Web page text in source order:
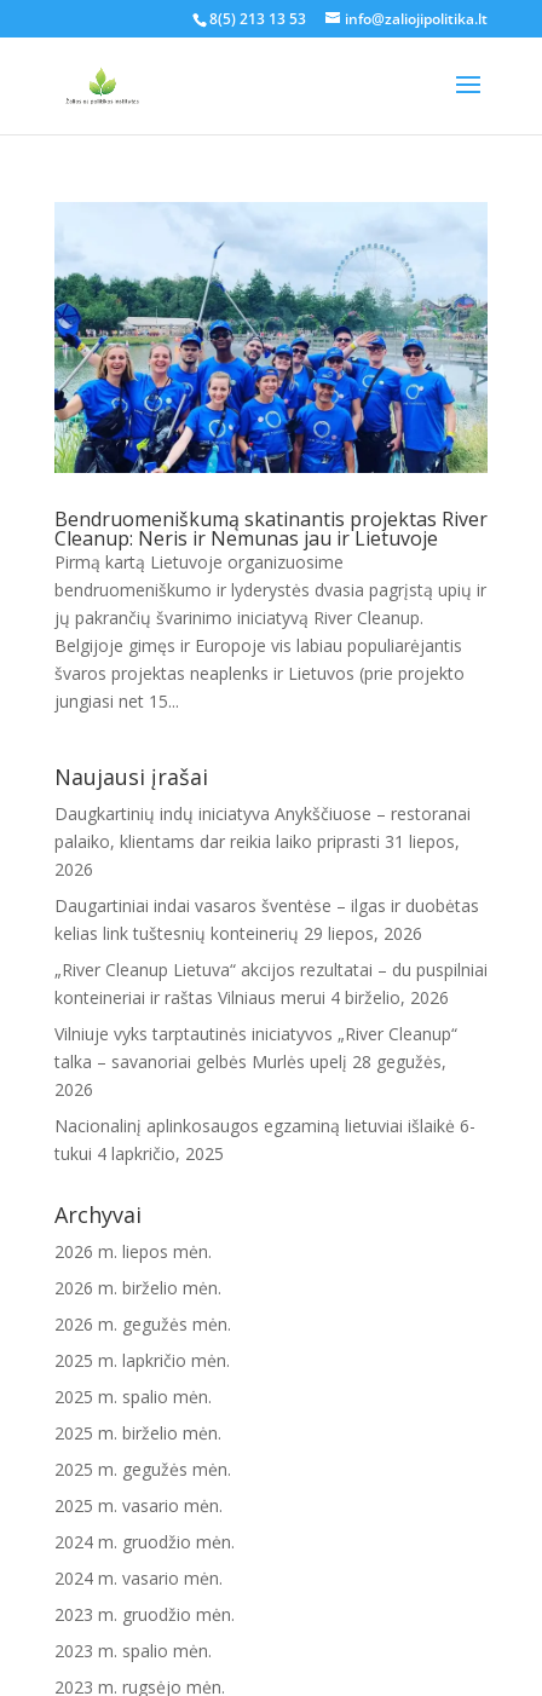
8(5) 213 13 53 info@zaliojipolitika.lt
Bendruomeniškumą skatinantis projektas River
Cleanup: Neris ir Nemunas jau ir Lietuvoje
Pirmą kartą Lietuvoje organizuosime
bendruomeniškumo ir lyderystės dvasia pagrįstą upių ir
jų pakrančių švarinimo iniciatyvą River Cleanup.
Belgijoje gimęs ir Europoje vis labiau populiarėjantis
švaros projektas neaplenks ir Lietuvos (prie projekto
jungiasi net 15...
Naujausi įrašai
Daugkartinių indų iniciatyva Anykščiuose – restoranai
palaiko, klientams dar reikia laiko priprasti 31 liepos,
2026
Daugartiniai indai vasaros šventėse – ilgas ir duobėtas
kelias link tuštesnių konteinerių 29 liepos, 2026
„River Cleanup Lietuva“ akcijos rezultatai – du puspilniai
konteineriai ir raštas Vilniaus merui 4 birželio, 2026
Vilniuje vyks tarptautinės iniciatyvos „River Cleanup“
talka – savanoriai gelbės Murlės upelį 28 gegužės,
2026
Nacionalinį aplinkosaugos egzaminą lietuviai išlaikė 6-
tukui 4 lapkričio, 2025
Archyvai
2026 m. liepos mėn.
2026 m. birželio mėn.
2026 m. gegužės mėn.
2025 m. lapkričio mėn.
2025 m. spalio mėn.
2025 m. birželio mėn.
2025 m. gegužės mėn.
2025 m. vasario mėn.
2024 m. gruodžio mėn.
2024 m. vasario mėn.
2023 m. gruodžio mėn.
2023 m. spalio mėn.
2023 m. rugsėjo mėn.